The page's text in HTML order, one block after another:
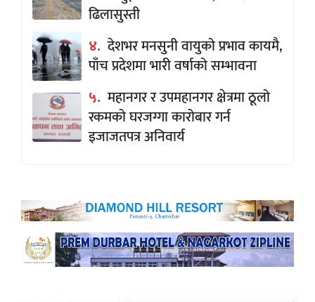
ढिलासुस्ती
४. देशभर मनसुनी वायुको प्रभाव कायमै,
पाँच प्रदेशमा भारी वर्षाको सम्भावना
५. महानगर र उपमहानगर क्षेत्रमा ठूलो
रकमको घरजग्गा कारोबार गर्न
इजाजतपत्र अनिवार्य